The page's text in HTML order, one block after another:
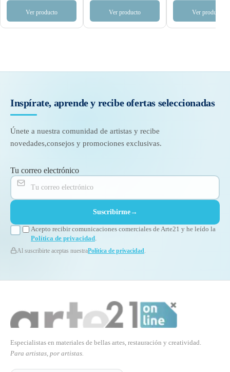
Ver producto Ver producto Ver producto
Inspírate, aprende y recibeofertas seleccionadas
Únete a nuestra comunidad de artistas y recibe
novedades,consejos y promociones exclusivas.
Tu correo electrónico
Suscribirme→
Acepto recibir comunicaciones comerciales de Arte21 y he leído la
Política de privacidad.
Al suscribirte aceptas nuestraPolítica de privacidad.
Especialistas en materiales de bellas artes, restauración y creatividad.
Para artistas, por artistas.